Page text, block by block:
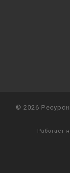
© 2026
Работает